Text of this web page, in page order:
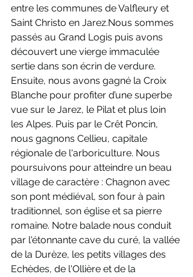
entre les communes de Valfleury et
Saint Christo en Jarez.Nous sommes
passés au Grand Logis puis avons
découvert une vierge immaculée
sertie dans son écrin de verdure.
Ensuite, nous avons gagné la Croix
Blanche pour profiter d’une superbe
vue sur le Jarez, le Pilat et plus loin
les Alpes. Puis par le Crêt Poncin,
nous gagnons Cellieu, capitale
régionale de l'arboriculture. Nous
poursuivons pour atteindre un beau
village de caractère : Chagnon avec
son pont médiéval, son four à pain
traditionnel, son église et sa pierre
romaine. Notre balade nous conduit
par l'étonnante cave du curé, la vallée
de la Durèze, les petits villages des
Echèdes, de l'Ollière et de la